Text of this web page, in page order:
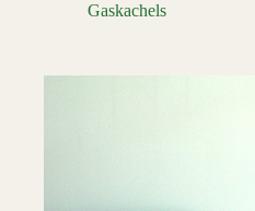
Gaskachels